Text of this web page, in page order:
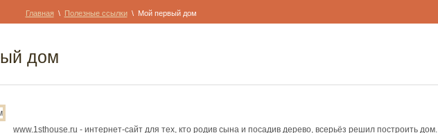
Главная \ Полезные ссылки\ Мой первый дом
дом
www.1sthouse.ru - интернет-сайт для тех, кто родив сына и посадив дерево, всерьёз решил построить дом.